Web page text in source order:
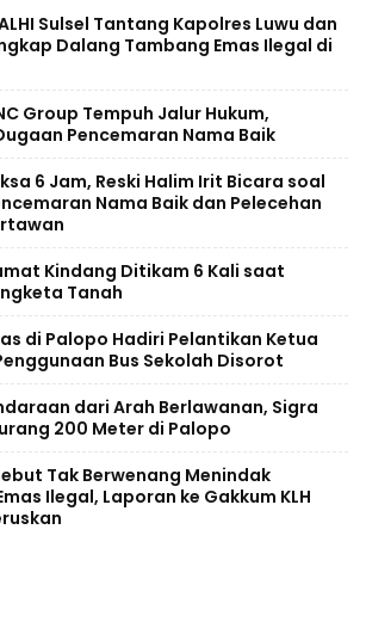
Sulsel Tantang Kapolres Luwu dan
Dalang Tambang Emas Ilegal di
Group Tempuh Jalur Hukum,
Pencemaran Nama Baik
6 Jam, Reski Halim Irit Bicara soal
Nama Baik dan Pelecehan
Kindang Ditikam 6 Kali saat
Tanah
di Palopo Hadiri Pelantikan Ketua
Bus Sekolah Disorot
dari Arah Berlawanan, Sigra
200 Meter di Palopo
Tak Berwenang Menindak
Ilegal, Laporan ke Gakkum KLH